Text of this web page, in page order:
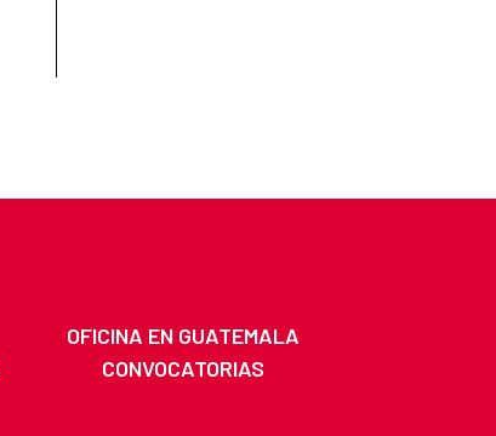
OFICINA EN GUATEMALA
CONVOCATORIAS